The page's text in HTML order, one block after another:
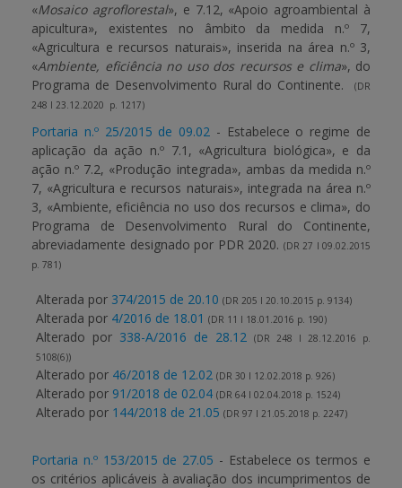
«Mosaico agroflorestal», e 7.12, «Apoio agroambiental à
apicultura», existentes no âmbito da medida n.º 7,
«Agricultura e recursos naturais», inserida na área n.º 3,
«Ambiente, eficiência no uso dos recursos e clima», do
Programa de Desenvolvimento Rural do Continente.
(DR
248 I 23.12.2020 p. 1217)
Portaria n.º 25/2015 de 09.02 - Estabelece o regime de
aplicação da ação n.º 7.1, «Agricultura biológica», e da
ação n.º 7.2, «Produção integrada», ambas da medida n.º
7, «Agricultura e recursos naturais», integrada na área n.º
3, «Ambiente, eficiência no uso dos recursos e clima», do
Programa de Desenvolvimento Rural do Continente,
abreviadamente designado por PDR 2020. (DR 27 I 09.02.2015
p. 781)
Alterada por 374/2015 de 20.10 (DR 205 I 20.10.2015 p. 9134)
Alterada por 4/2016 de 18.01 (DR 11 I 18.01.2016 p. 190)
Alterado por 338-A/2016 de 28.12 (DR 248 I 28.12.2016 p.
5108(6))
Alterado por 46/2018 de 12.02 (DR 30 I 12.02.2018 p. 926)
Alterado por 91/2018 de 02.04 (DR 64 I 02.04.2018 p. 1524)
Alterado por 144/2018 de 21.05 (DR 97 I 21.05.2018 p. 2247)
Portaria n.º 153/2015 de 27.05 - Estabelece os termos e
os critérios aplicáveis à avaliação dos incumprimentos de